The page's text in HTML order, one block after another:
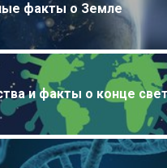
факты о Земле
и факты о конце